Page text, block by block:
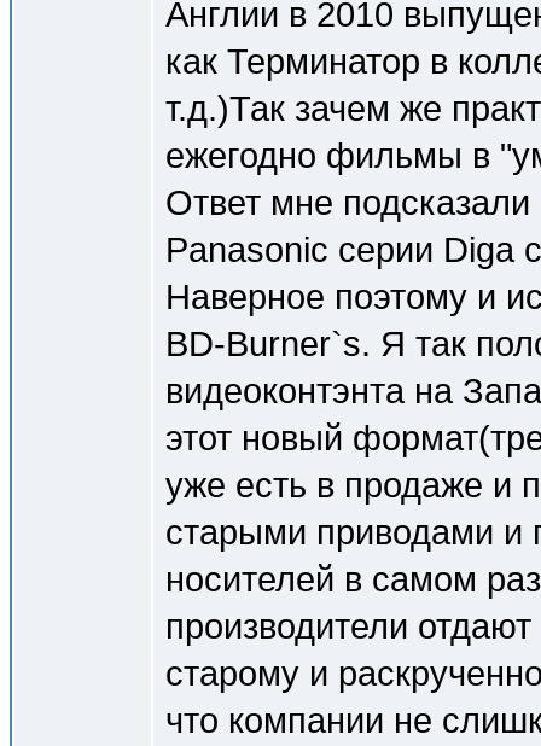
Англии в 2010
как Терминатор в
т.д.)Так зачем же
ежегодно фильмы в
Ответ мне
Panasonic серии Diga
Наверное поэтому и
BD-Burner`s. Я так
видеоконтэнта на
этот новый
уже есть в продаже и
старыми приводами и
носителей в самом
производители
старому и
что компании не